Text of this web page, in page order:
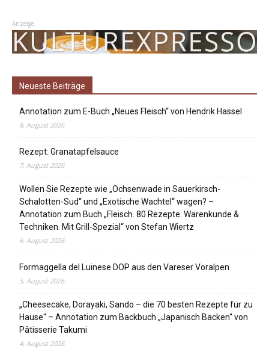
Anzeige
Neueste Beiträge
Annotation zum E-Buch „Neues Fleisch“ von Hendrik Hassel
8. August 2026
Rezept: Granatapfelsauce
7. August 2026
Wollen Sie Rezepte wie „Ochsenwade in Sauerkirsch-
Schalotten-Sud“ und „Exotische Wachtel“ wagen? –
Annotation zum Buch „Fleisch. 80 Rezepte. Warenkunde &
Techniken. Mit Grill-Spezial“ von Stefan Wiertz
6. August 2026
Formaggella del Luinese DOP aus den Vareser Voralpen
5. August 2026
„Cheesecake, Dorayaki, Sando – die 70 besten Rezepte für zu
Hause“ – Annotation zum Backbuch „Japanisch Backen“ von
Pâtisserie Takumi
4. August 2026